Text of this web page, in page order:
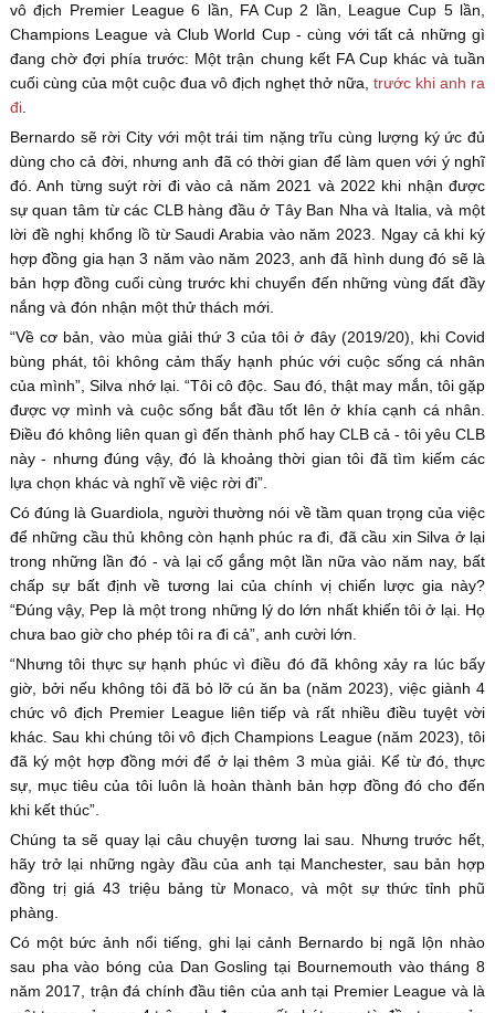
vô địch Premier League 6 lần, FA Cup 2 lần, League Cup 5 lần,
Champions League và Club World Cup - cùng với tất cả những gì
đang chờ đợi phía trước: Một trận chung kết FA Cup khác và tuần
cuối cùng của một cuộc đua vô địch nghẹt thở nữa, trước khi anh ra
đi.
Bernardo sẽ rời City với một trái tim nặng trĩu cùng lượng ký ức đủ
dùng cho cả đời, nhưng anh đã có thời gian để làm quen với ý nghĩ
đó. Anh từng suýt rời đi vào cả năm 2021 và 2022 khi nhận được
sự quan tâm từ các CLB hàng đầu ở Tây Ban Nha và Italia, và một
lời đề nghị khổng lồ từ Saudi Arabia vào năm 2023. Ngay cả khi ký
hợp đồng gia hạn 3 năm vào năm 2023, anh đã hình dung đó sẽ là
bản hợp đồng cuối cùng trước khi chuyển đến những vùng đất đầy
nắng và đón nhận một thử thách mới.
“Về cơ bản, vào mùa giải thứ 3 của tôi ở đây (2019/20), khi Covid
bùng phát, tôi không cảm thấy hạnh phúc với cuộc sống cá nhân
của mình”, Silva nhớ lại. “Tôi cô độc. Sau đó, thật may mắn, tôi gặp
được vợ mình và cuộc sống bắt đầu tốt lên ở khía cạnh cá nhân.
Điều đó không liên quan gì đến thành phố hay CLB cả - tôi yêu CLB
này - nhưng đúng vậy, đó là khoảng thời gian tôi đã tìm kiếm các
lựa chọn khác và nghĩ về việc rời đi”.
Có đúng là Guardiola, người thường nói về tầm quan trọng của việc
để những cầu thủ không còn hạnh phúc ra đi, đã cầu xin Silva ở lại
trong những lần đó - và lại cố gắng một lần nữa vào năm nay, bất
chấp sự bất định về tương lai của chính vị chiến lược gia này?
“Đúng vậy, Pep là một trong những lý do lớn nhất khiến tôi ở lại. Họ
chưa bao giờ cho phép tôi ra đi cả”, anh cười lớn.
“Nhưng tôi thực sự hạnh phúc vì điều đó đã không xảy ra lúc bấy
giờ, bởi nếu không tôi đã bỏ lỡ cú ăn ba (năm 2023), việc giành 4
chức vô địch Premier League liên tiếp và rất nhiều điều tuyệt vời
khác. Sau khi chúng tôi vô địch Champions League (năm 2023), tôi
đã ký một hợp đồng mới để ở lại thêm 3 mùa giải. Kể từ đó, thực
sự, mục tiêu của tôi luôn là hoàn thành bản hợp đồng đó cho đến
khi kết thúc”.
Chúng ta sẽ quay lại câu chuyện tương lai sau. Nhưng trước hết,
hãy trở lại những ngày đầu của anh tại Manchester, sau bản hợp
đồng trị giá 43 triệu bảng từ Monaco, và một sự thức tỉnh phũ
phàng.
Có một bức ảnh nổi tiếng, ghi lại cảnh Bernardo bị ngã lộn nhào
sau pha vào bóng của Dan Gosling tại Bournemouth vào tháng 8
năm 2017, trận đá chính đầu tiên của anh tại Premier League và là